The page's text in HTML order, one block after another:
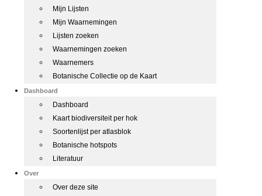
Mijn Lijsten
Mijn Waarnemingen
Lijsten zoeken
Waarnemingen zoeken
Waarnemers
Botanische Collectie op de Kaart
Dashboard
Dashboard
Kaart biodiversiteit per hok
Soortenlijst per atlasblok
Botanische hotspots
Literatuur
Over
Over deze site